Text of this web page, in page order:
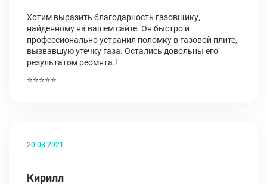
Хотим выразить благодарность газовщику,
найденному на вашем сайте. Он быстро и
профессионально устранил поломку в газовой плите,
вызвавшую утечку газа. Остались довольны его
результатом реомнта.!
⭐⭐⭐⭐⭐
20.08.2021
Кирилл